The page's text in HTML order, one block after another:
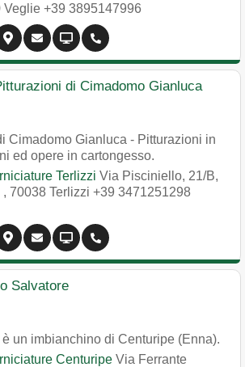
Veglie +39 3895147996
di Cimadomo Gianluca
Cimadomo Gianluca - Pitturazioni in
ed opere in cartongesso.
Terlizzi Via Pisciniello, 21/B,
, 70038 Terlizzi +39 3471251298
Salvatore
un imbianchino di Centuripe (Enna).
Centuripe Via Ferrante